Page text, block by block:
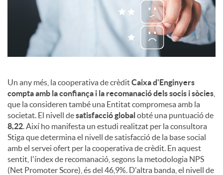
n
g
u
Un any més, la cooperativa de crèditCaixa d'Enginyers
compta amb la confiança i la recomanació dels socis i sòcies
que la consideren també una Entitat compromesa amb la
societat. El nivell desatisfacció globalobté una puntuació de
8,22. Així ho manifesta un estudi realitzat per la consultora
Stiga que determina el nivell de satisfacció de la base social
amb el servei ofert per la cooperativa de crèdit. En aquest
sentit, l'índex de recomanació, segons la metodologia NPS
(Net Promoter Score), és del 46,9%. D'altra banda, el nivell de